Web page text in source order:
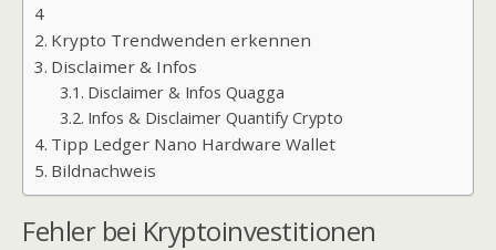
4
Krypto Trendwenden erkennen
Disclaimer & Infos
Disclaimer & Infos Quagga
Infos & Disclaimer Quantify Crypto
Tipp Ledger Nano Hardware Wallet
Bildnachweis
Fehler bei Kryptoinvestitionen